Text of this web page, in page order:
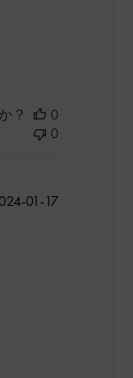
？
0
0
公
01-17